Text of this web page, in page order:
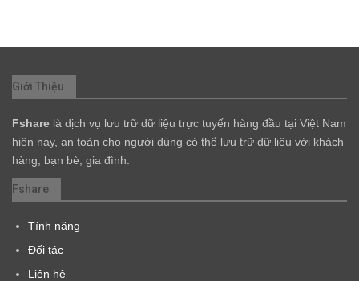
Giới Thiệu
Fshare là dịch vụ lưu trữ dữ liệu trực tuyến hàng đầu tại Việt Nam
hiện nay, an toàn cho người dùng có thể lưu trữ dữ liệu với khách
hàng, bạn bè, gia đình.
Fshare
Tính năng
Đối tác
Liên hệ